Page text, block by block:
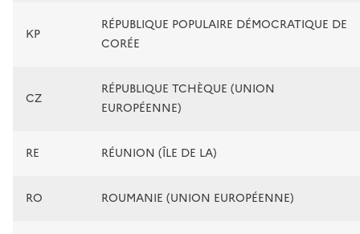
KP
RÉPUBLIQUE POPULAIRE DÉMOCRATIQUE DE
CORÉE
CZ
RÉPUBLIQUE TCHÈQUE (UNION
EUROPÉENNE)
RE RÉUNION (ÎLE DE LA)
RO ROUMANIE (UNION EUROPÉENNE)